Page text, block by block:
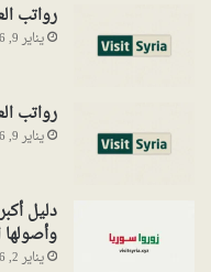
رواتب
يناير 9, 2026
رواتب
يناير 9, 2026
وأصولها
يناير 2, 2026